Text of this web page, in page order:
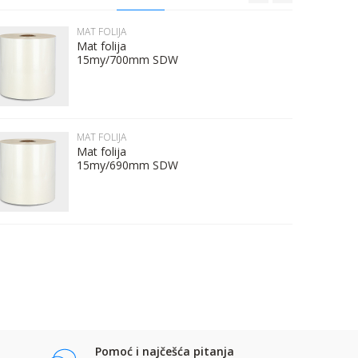
MAT FOLIJA
Mat folija
15my/700mm SDW
MAT FOLIJA
Mat folija
15my/690mm SDW
Pomoć i najčešća pitanja